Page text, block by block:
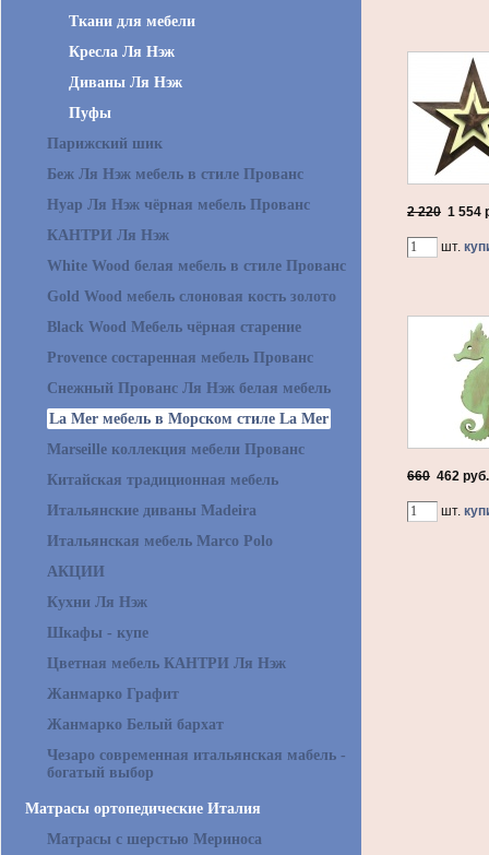
Ткани для мебели
Кресла Ля Нэж
Диваны Ля Нэж
Пуфы
Парижский шик
Беж Ля Нэж мебель в стиле Прованс
Нуар Ля Нэж чёрная мебель Прованс
КАНТРИ Ля Нэж
White Wood белая мебель в стиле Прованс
Gold Wood мебель слоновая кость золото
Black Wood Мебель чёрная старение
Provence состаренная мебель Прованс
Снежный Прованс Ля Нэж белая мебель
La Mer мебель в Морском стиле La Mer
Marseille коллекция мебели Прованс
Китайская традиционная мебель
Итальянские диваны Madeira
Итальянская мебель Marco Polo
АКЦИИ
Кухни Ля Нэж
Шкафы - купе
Цветная мебель КАНТРИ Ля Нэж
Жанмарко Графит
Жанмарко Белый бархат
Чезаро современная итальянская мабель -
богатый выбор
Матрасы ортопедические Италия
Матрасы с шерстью Мериноса
2 220 1 554
шт.
660 462 руб.
шт.